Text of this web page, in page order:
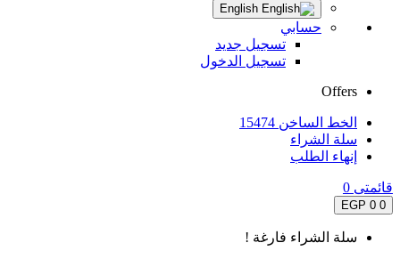
حسابي
تسجيل جديد
تسجيل الدخول
Offers
الخط الساخن 15474
سلة الشراء
إنهاء الطلب
قائمتى 0
0
0 EGP
سلة الشراء فارغة !